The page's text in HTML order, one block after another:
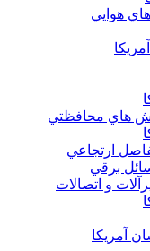
هوايي
هاي محافظتي
ارتجاعي
برقي
و اتصالات
آمريکا